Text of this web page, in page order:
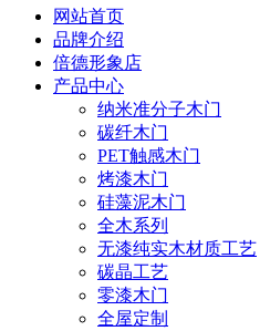
网站首页
品牌介绍
倍德形象店
产品中心
纳米准分子木门
碳纤木门
PET触感木门
烤漆木门
硅藻泥木门
全木系列
无漆纯实木材质工艺
碳晶工艺
零漆木门
全屋定制